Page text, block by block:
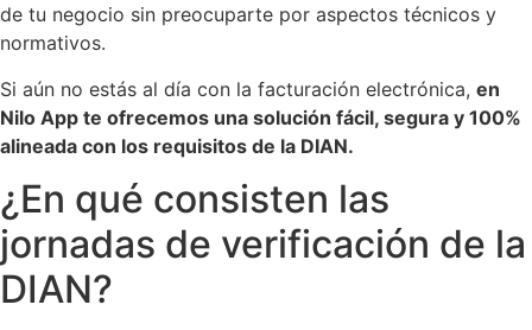
de tu negocio sin preocuparte por aspectos técnicos y
normativos.
Si aún no estás al día con la facturación electrónica, en
Nilo App te ofrecemos una solución fácil, segura y 100%
alineada con los requisitos de la DIAN.
¿En qué consisten las
jornadas de verificación de la
DIAN?